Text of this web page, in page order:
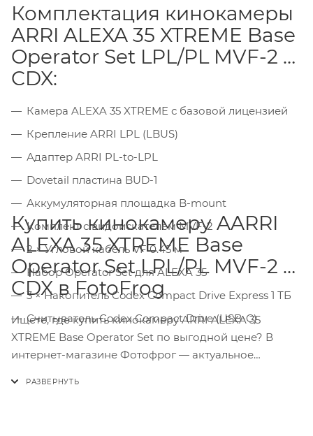
Комплектация кинокамеры
ARRI ALEXA 35 XTREME Base
Operator Set LPL/PL MVF-2 &
CDX:
Камера ALEXA 35 XTREME с базовой лицензией
Крепление ARRI LPL (LBUS)
Адаптер ARRI PL-to-LPL
Dovetail пластина BUD-1
Аккумуляторная площадка B-mount
Комплект с видоискателем MVF-2
2 × Угловой кабель VF 0.45 м
Набор Operator Set для ALEXA 35
3 × Накопитель Codex Compact Drive Express 1 ТБ
Считыватель Codex Compact Drive (USB-C)
Купить кинокамеру AARRI
ALEXA 35 XTREME Base
Operator Set LPL/PL MVF-2 &
CDX в FotoFrog
Ищете, где купить кинокамеру ARRI ALEXA 35
XTREME Base Operator Set по выгодной цене? В
интернет-магазине Фотофрог — актуальное